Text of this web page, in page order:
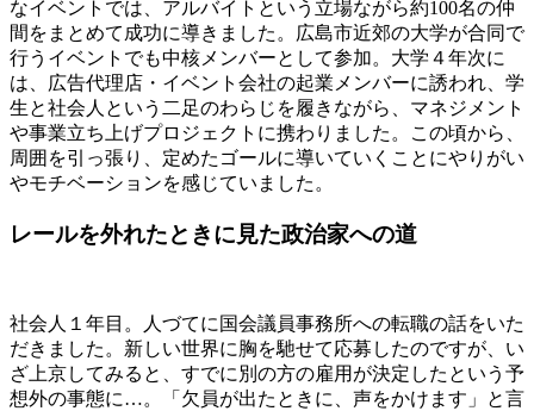
なイベントでは、アルバイトという立場ながら約100名の仲
間をまとめて成功に導きました。広島市近郊の大学が合同で
行うイベントでも中核メンバーとして参加。大学４年次に
は、広告代理店・イベント会社の起業メンバーに誘われ、学
生と社会人という二足のわらじを履きながら、マネジメント
や事業立ち上げプロジェクトに携わりました。この頃から、
周囲を引っ張り、定めたゴールに導いていくことにやりがい
やモチベーションを感じていました。
レールを外れたときに見た政治家への道
社会人１年目。人づてに国会議員事務所への転職の話をいた
だきました。新しい世界に胸を馳せて応募したのですが、い
ざ上京してみると、すでに別の方の雇用が決定したという予
想外の事態に…。「欠員が出たときに、声をかけます」と言